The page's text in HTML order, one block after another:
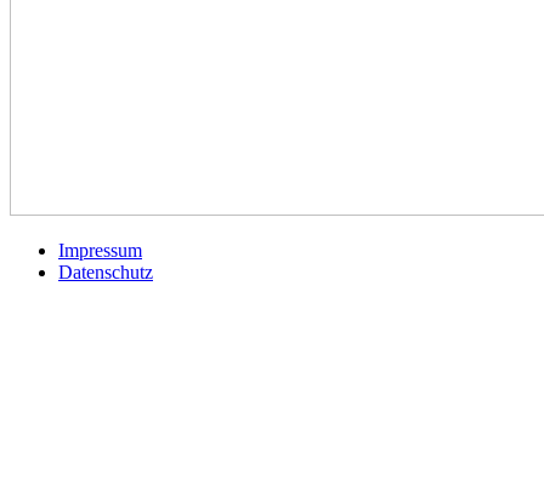
Impressum
Datenschutz